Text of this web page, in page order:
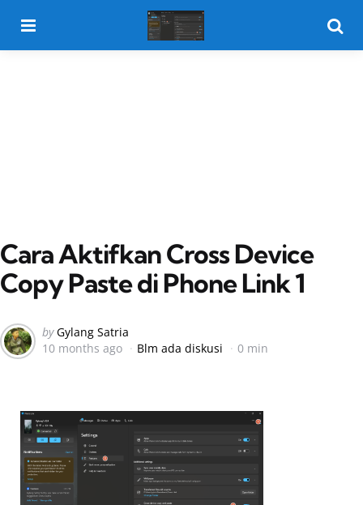
Cara Aktifkan Cross Device
Copy Paste di Phone Link 1
Posted
by
by Gylang Satria
10 months ago
Blm ada diskusi 0 min